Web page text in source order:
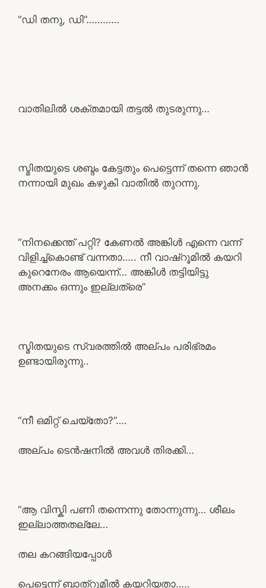
“ഡി തനു, ഡി”…………
വാതിലിൽ ശക്തമായി തട്ടൽ തുടരുന്നു…
സ്മിതയുടെ ശബ്ദം കേട്ടതും പെട്ടെന്ന് തന്നെ ഞാൻ
നന്നായി മുഖം കഴുകി വാതിൽ തുറന്നു.
“നിനക്കെന്ത് പറ്റി? കേണൽ അങ്കിൾ എന്നെ വന്ന്
വിളിച്ച്കൊണ്ട് വന്നതാ….. നീ വാഷ്റൂമിൽ കയറി
കുറെനേരം ആയെന്ന്… അങ്കിൾ തട്ടിയിട്ടു
അനക്കം ഒന്നും ഇല്ലത്രെ”
സ്മിതയുടെ സ്വരത്തിൽ അല്പം പരിഭ്രമം
ഉണ്ടായിരുന്നു..
“നീ ഒമിറ്റ് ചെയ്തോ?”….
അല്പം ടെൻഷനിൽ അവൾ തിരക്കി…
“ആ വിസ്കി പണി തന്നെന്നു തോന്നുന്നു… ശീലം
ഇല്ലാത്തതല്ലേ…
തല കറങ്ങിയപ്പോൾ
പെട്ടെന്ന് ബാത്‌റൂമിൽ കയറിയതാ…..